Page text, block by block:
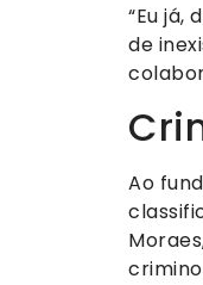
“Eu já,
de
Ao